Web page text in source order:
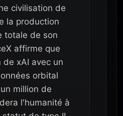
civilisation de
la production
totale de son
affirme que
de xAI avec un
orbital
million de
l'humanité à